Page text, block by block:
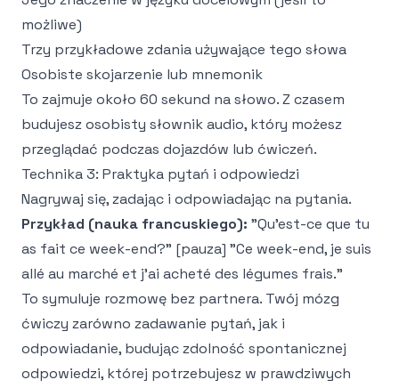
możliwe)
Trzy przykładowe zdania używające tego słowa
Osobiste skojarzenie lub mnemonik
To zajmuje około 60 sekund na słowo. Z czasem
budujesz osobisty słownik audio, który możesz
przeglądać podczas dojazdów lub ćwiczeń.
Technika 3: Praktyka pytań i odpowiedzi
Nagrywaj się, zadając i odpowiadając na pytania.
Przykład (nauka francuskiego): "Qu'est-ce que tu
as fait ce week-end?" [pauza] "Ce week-end, je suis
allé au marché et j'ai acheté des légumes frais."
To symuluje rozmowę bez partnera. Twój mózg
ćwiczy zarówno zadawanie pytań, jak i
odpowiadanie, budując zdolność spontanicznej
odpowiedzi, której potrzebujesz w prawdziwych